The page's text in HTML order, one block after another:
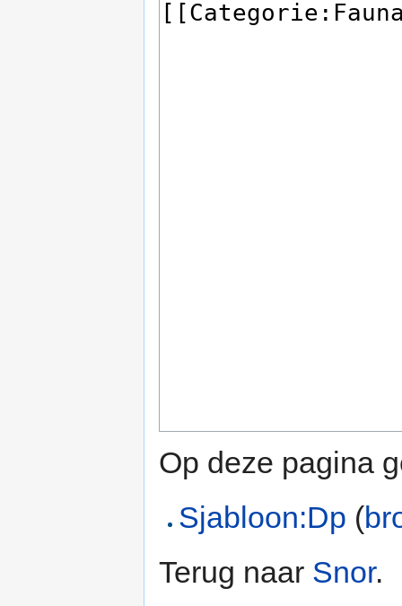
Op deze pagina
Sjabloon:Dp (
Terug naar Snor.